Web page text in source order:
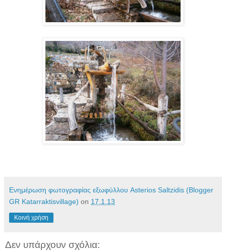
Ενημέρωση φωτογραφίας εξωφύλλου Asterios Saltzidis (Blogger
GR Katarraktisvillage) on 17.1.13
Κοινή χρήση
Δεν υπάρχουν σχόλια: